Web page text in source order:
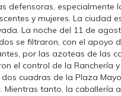
defensoras, especialmente
y mujeres. La ciudad
La noche del 11 de
se filtraron, con el apoyo
por las azoteas de las
el control de la Ranchería
cuadras de la Plaza
Mientras tanto, la caballería